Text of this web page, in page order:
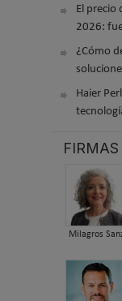
El precio
2026:
¿Cómo
Haier
Milagros